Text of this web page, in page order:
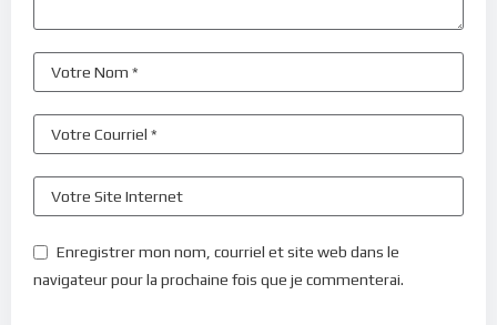
Enregistrer mon nom, courriel et site web dans le
navigateur pour la prochaine fois que je commenterai.